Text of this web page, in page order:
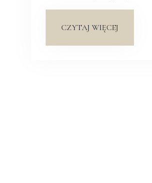
CZYTAJ WIĘCEJ